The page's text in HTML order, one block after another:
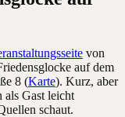
von
auf dem
8 (Karte). Kurz, aber
als Gast leicht
schaut.